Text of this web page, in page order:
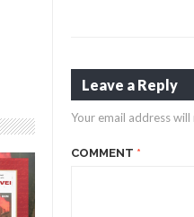
Leave a Reply
Your email address
COMMENT *